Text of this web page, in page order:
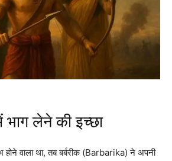
भाग लेने की इच्छा
होने वाला था, तब बर्बरीक (Barbarika) ने अपनी